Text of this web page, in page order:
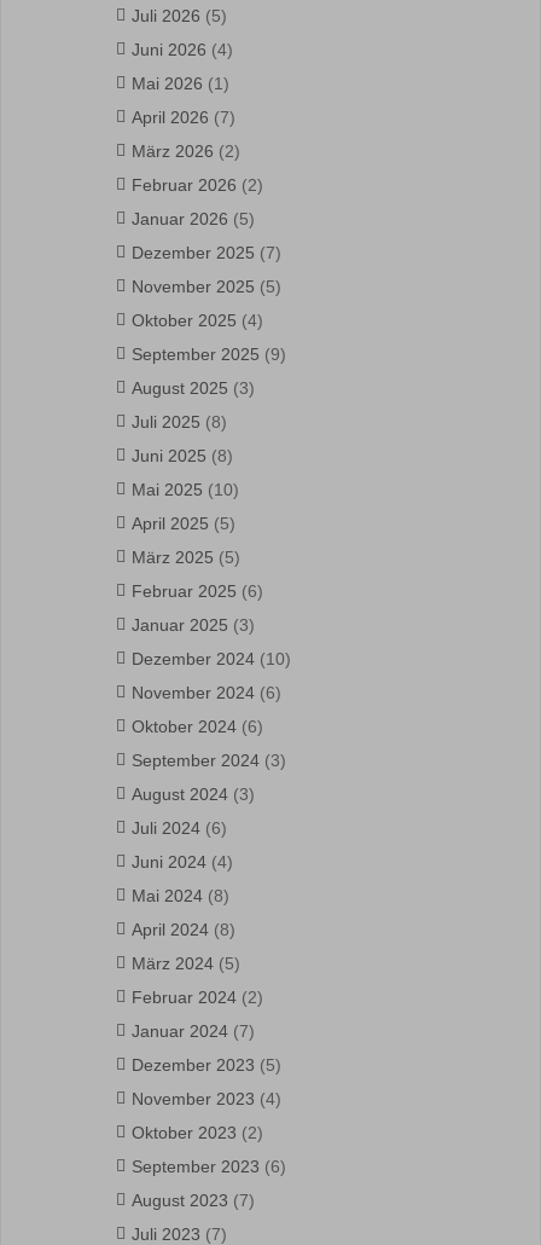
Juli 2026 (5)
Juni 2026 (4)
Mai 2026 (1)
April 2026 (7)
März 2026 (2)
Februar 2026 (2)
Januar 2026 (5)
Dezember 2025 (7)
November 2025 (5)
Oktober 2025 (4)
September 2025 (9)
August 2025 (3)
Juli 2025 (8)
Juni 2025 (8)
Mai 2025 (10)
April 2025 (5)
März 2025 (5)
Februar 2025 (6)
Januar 2025 (3)
Dezember 2024 (10)
November 2024 (6)
Oktober 2024 (6)
September 2024 (3)
August 2024 (3)
Juli 2024 (6)
Juni 2024 (4)
Mai 2024 (8)
April 2024 (8)
März 2024 (5)
Februar 2024 (2)
Januar 2024 (7)
Dezember 2023 (5)
November 2023 (4)
Oktober 2023 (2)
September 2023 (6)
August 2023 (7)
Juli 2023 (7)